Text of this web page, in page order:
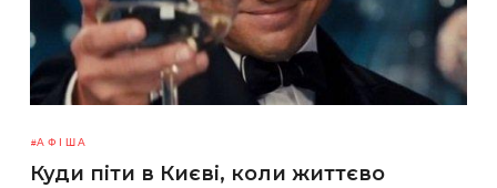
АФІША
Куди піти в Києві, коли життєво